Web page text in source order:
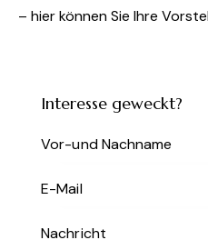
– hier können Sie Ihre
Interesse geweckt?